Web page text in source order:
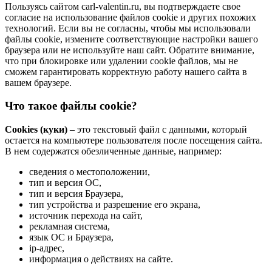
Пользуясь сайтом carl-valentin.ru, вы подтверждаете свое
согласие на использование файлов cookie и других похожих
технологий. Если вы не согласны, чтобы мы использовали
файлы cookie, измените соответствующие настройки вашего
браузера или не используйте наш сайт. Обратите внимание,
что при блокировке или удалении cookie файлов, мы не
сможем гарантировать корректную работу нашего сайта в
вашем браузере.
Что такое файлы cookie?
Cookies (куки) – это текстовый файл с данными, который
остается на компьютере пользователя после посещения сайта.
В нем содержатся обезличенные данные, например:
сведения о местоположении,
тип и версия ОС,
тип и версия Браузера,
тип устройства и разрешение его экрана,
источник перехода на сайт,
рекламная система,
язык ОС и Браузера,
ip-адрес,
информация о действиях на сайте.